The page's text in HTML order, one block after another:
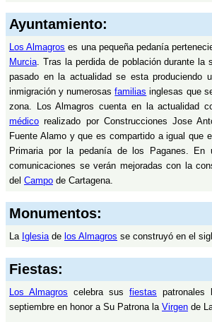
Ayuntamiento:
Los Almagros es una pequeña pedanía
Murcia. Tras la perdida de población durante la
pasado en la actualidad se esta produciendo
inmigración y numerosasfamilias inglesas que
zona. Los Almagros cuenta en la actualidad
médico realizado por Construcciones Jose
Fuente Alamo y que es compartido a igual que el
Primaria por la pedanía de los Paganes. En
comunicaciones se verán mejoradas con la
del Campo de Cartagena.
Monumentos:
La Iglesiade los Almagros se construyó en el
Fiestas:
Los Almagros celebra sus fiestas patronales
septiembre en honor a Su Patrona la Virgen de